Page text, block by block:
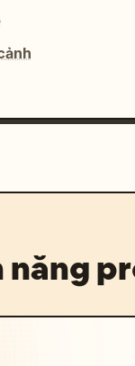
năng